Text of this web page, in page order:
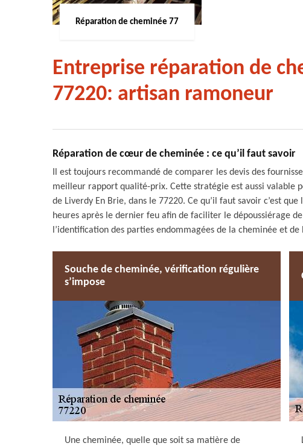
Réparation de cheminée 77
Entreprise réparation de
77220: artisan ramoneur
Réparation de cœur de cheminée : ce qu’il faut savoir
Il est toujours recommandé de comparer les devis des
meilleur rapport qualité-prix. Cette stratégie est aussi
de Liverdy En Brie, dans le 77220. Ce qu’il faut savoir c’est
heures après le dernier feu afin de faciliter le dépoussiérage
l’identification des parties endommagées de la cheminée et de
Souche de cheminée, vérification régulière
s’impose
Une cheminée, quelle que soit sa matière de